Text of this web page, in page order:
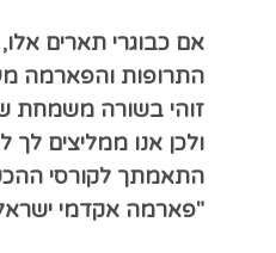
אם כבוגרי תארים
התרופות והפארמה
זוהי בשורה משמחת
ולכן אנו ממליצים לך
התאמתך לקורסי
"פארמה אקדמי